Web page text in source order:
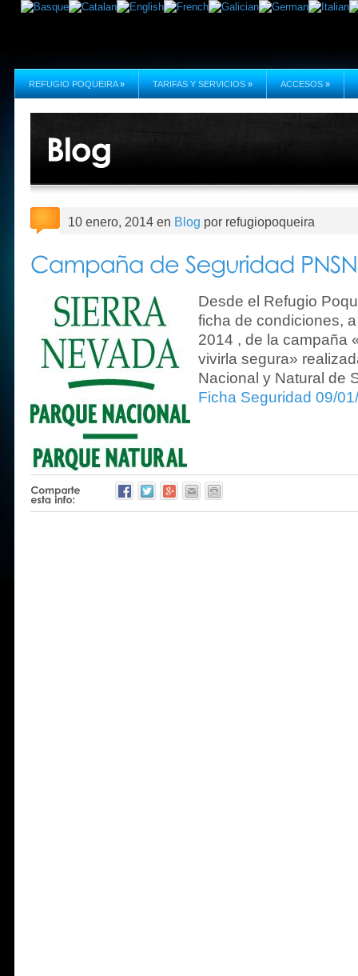
REFUGIO POQUEIRA » TARIFAS Y SERVICIOS » ACCESOS »
10 enero, 2014 en Blog por refugiopoqueira
Desde el Refugio
ficha de condiciones,
2014 , de la campaña
vivirla segura»
Nacional y Natural de
Ficha Seguridad 09/